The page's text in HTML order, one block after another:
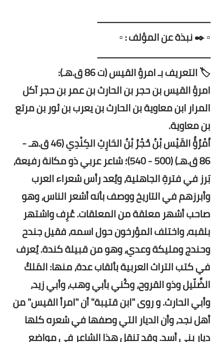
ــــــــــــــــــــــــــــــــــــــــــــــ
▫️ ✒️ نبذة عن المؤلف : ▫️
ــــــــــــــــــــــــــــــــــــــــــــــ
🏷️ التعريف بـ امرؤ القيس (ت 86 ق.هـ):
امرؤ القيس بن حجر بن الحارث بن عمر بن حجر آكل
المرار ابن معاوية بن الحارث بن يعرب بن ثور بن مرتع
بن معاوية.
اُمْرُؤُ القَيْس بْنُ حُجْرُ بْنُ الحَارِثِ الكِنْدِي (46 ق.هـ -
86 ق.هـ) (500 - 540)؛ شاعر عربي ذو مكانة رفيعة،
بَرز في فترةِ الجاهلية، ويُعد رأس شعراء العرب
وأبرزهم في التاريخ ووصف بأنه أشعر الناس، وهو
صاحب أشهر معلقة من المعلقات. عُرِف واشتهر
بلقبه، واختلف المؤرخون حول اسمه، فقيل جندح
وحندج ومليكة وعدي، وهو من قبيلة كندة. يُعرف
في كتب التراث العربية بألقاب عدة، منها: المَلكُ
الضِّلّيل وذو القروح، وكُني بأبي وهب، وأبي زيد،
وأبي الحارث. و روى "ابن قتيبة" أن "امرأ القيس" من
أهل نجد، وأن الديار التي وصفها في شعره كلها
ديار بني أسد. وقد تنقل هذا الشاعر في مواضع